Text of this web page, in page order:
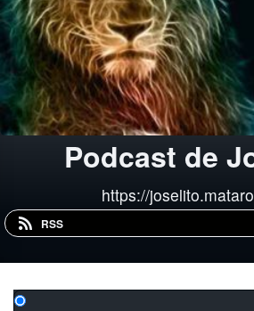
Podcast de
https://
RSS